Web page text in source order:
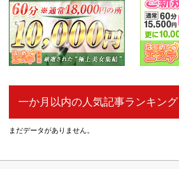
一か月以内の人気記事ランキング
まだデータがありません。